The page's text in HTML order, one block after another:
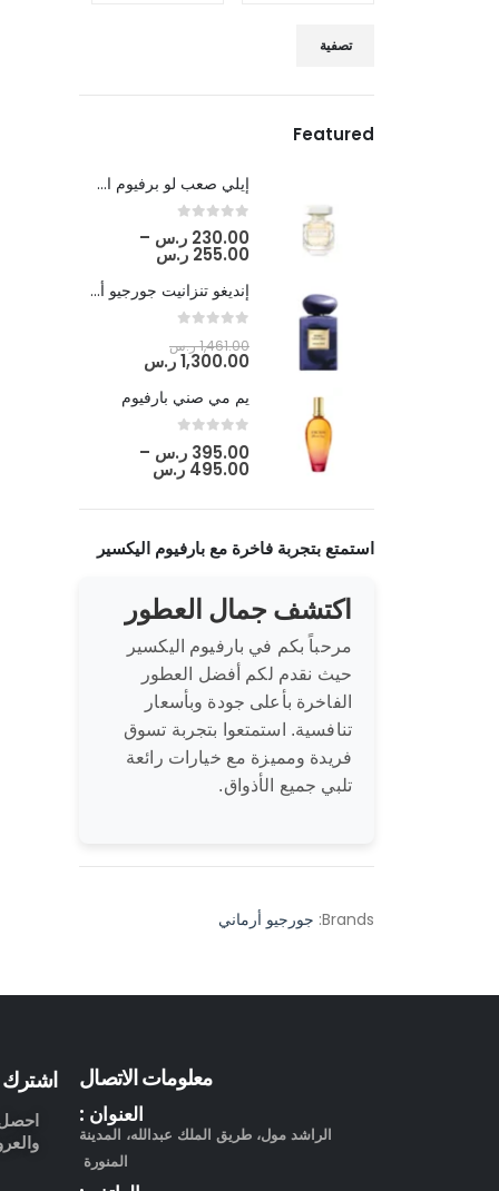
تصفية
Featured
إيلي صعب لو برفيوم ان وايت
0
out of 5
230.00 ر.س –
255.00 ر.س
إنديغو تنزانيت جورجيو أرماني
1,461.00ر.س
1,300.00ر.س
يم مي صني بارفيوم
0
out of 5
395.00 ر.س –
495.00 ر.س
استمتع بتجربة فاخرة مع بارفيوم اليكسير
اكتشف جمال العطور
مرحباً بكم في بارفيوم اليكسير
حيث نقدم لكم أفضل العطور
الفاخرة بأعلى جودة وبأسعار
تنافسية. استمتعوا بتجربة تسوق
فريدة ومميزة مع خيارات رائعة
تلبي جميع الأذواق.
Brands: جورجيو أرماني
معلومات الاتصال
العنوان :
الراشد مول، طريق الملك عبدالله، المدينة
المنورة
اشترك
احصل